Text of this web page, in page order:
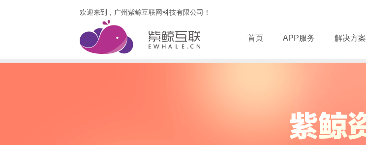
欢迎来到，广州紫鲸互联网科技有限公司！
首页 APP服务 解决方案